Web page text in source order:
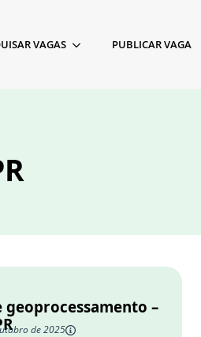
VAGAS PUBLICAR VAGA
geoprocessamento –
de 2025